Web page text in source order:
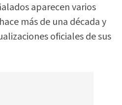
aparecen varios
más de una década y
oficiales de sus